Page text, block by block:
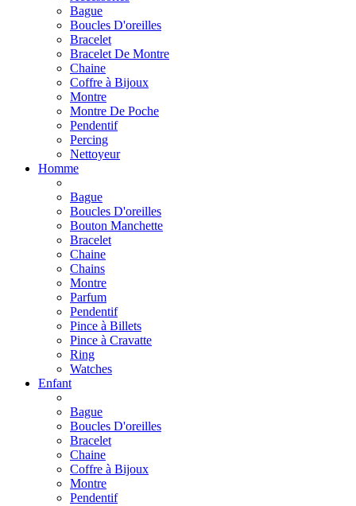
Bague
Boucles D'oreilles
Bracelet
Bracelet De Montre
Chaine
Coffre à Bijoux
Montre
Montre De Poche
Pendentif
Percing
Nettoyeur
Homme
Bague
Boucles D'oreilles
Bouton Manchette
Bracelet
Chaine
Chains
Montre
Parfum
Pendentif
Pince à Billets
Pince à Cravatte
Ring
Watches
Enfant
Bague
Boucles D'oreilles
Bracelet
Chaine
Coffre à Bijoux
Montre
Pendentif